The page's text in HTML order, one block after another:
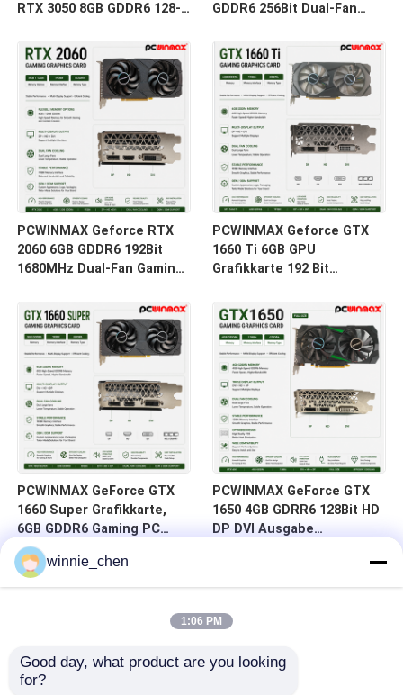
RTX 3050 8GB GDDR6 128-
Spiel
GDDR6 256Bit Dual-Fan
Tracing für Gaming PC
OEM Großhandel
PCWINMAX Geforce RTX
2060 6GB GDDR6 192Bit
1680MHz Dual-Fan Gaming
auf Lager für Desktop-
Computer
PCWINMAX Geforce GTX
1660 Ti 6GB GPU
Grafikkarte 192 Bit
DVI 14Gbps Speicher
PCWINMAX GeForce GTX
1660 Super Grafikkarte,
6GB GDDR6 Gaming PC
GPU 192bit Videokarte
PCIe 3.0 x16 1660S
Spielkarten
PCWINMAX GeForce GTX
1650 4GB GDRR6 128Bit HD
DP DVI Ausgabe
winnie_chen
1:06 PM
Good day, what product are you looking
for?